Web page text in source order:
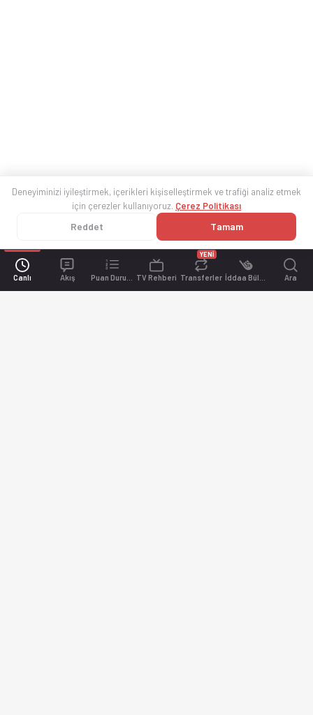
Canlı Akış TV Rehberi Transferler
YENİ
Ara
Deneyiminizi iyileştirmek, içerikleri kişiselleştirmek ve trafiği analiz etmek
için çerezler kullanıyoruz. Çerez Politikası
Reddet Tamam